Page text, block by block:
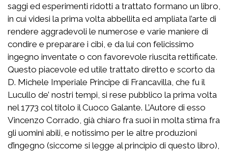
saggi ed esperimenti ridotti a trattato formano un libro,
in cui videsi la prima volta abbellita ed ampliata l’arte di
rendere aggradevoli le numerose e varie maniere di
condire e preparare i cibi, e da lui con felicissimo
ingegno inventate o con favorevole riuscita rettificate.
Questo piacevole ed utile trattato diretto e scorto da
D. Michele Imperiale Principe di Francavilla, che fu il
Lucullo de’ nostri tempi, si rese pubblico la prima volta
nel 1773 col titolo il Cuoco Galante. L’Autore di esso
Vincenzo Corrado, già chiaro fra suoi in molta stima fra
gli uomini abili, e notissimo per le altre produzioni
d’ingegno (siccome si legge al principio di questo libro),